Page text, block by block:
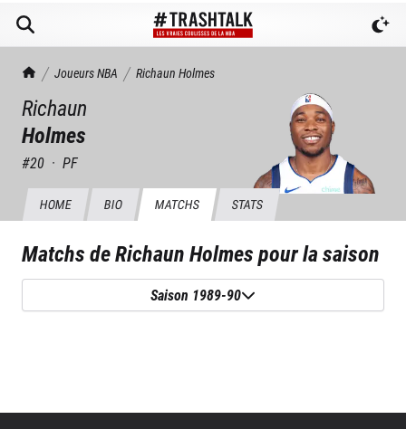
TrashTalk Actu NBA
Joueurs NBA Richaun Holmes
Richaun
Holmes
#20 · PF
HOME BIO MATCHS STATS
Matchs deRichaun Holmespour la saison
Saison 1989-90